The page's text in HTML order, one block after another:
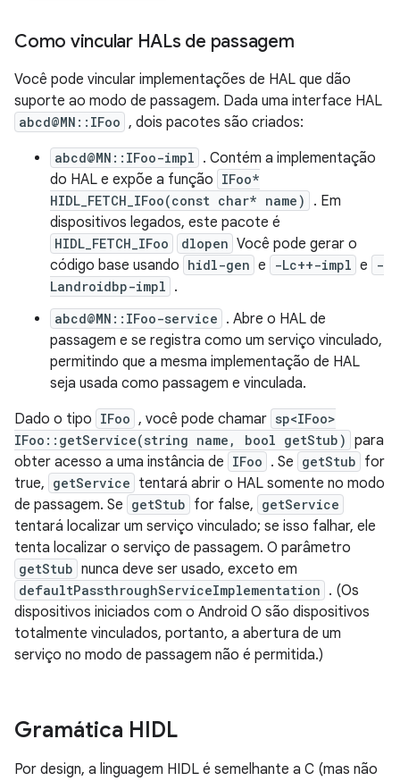
Como vincular HALs de passagem
Você pode vincular implementações de HAL que dão
suporte ao modo de passagem. Dada uma interface HAL
abcd@MN::IFoo , dois pacotes são criados:
abcd@MN::IFoo-impl . Contém a implementação
do HAL e expõe a função IFoo*
HIDL_FETCH_IFoo(const char* name)
. Em
dispositivos legados, este pacote é
HIDL_FETCH_IFoo dlopen Você pode gerar o
código base usando hidl-gen e -Lc++-impl e
-
Landroidbp-impl .
abcd@MN::IFoo-service . Abre o HAL de
passagem e se registra como um serviço vinculado,
permitindo que a mesma implementação de HAL
seja usada como passagem e vinculada.
Dado o tipo IFoo , você pode chamar sp<IFoo>
IFoo::getService(string name, bool getStub) para
obter acesso a uma instância de IFoo . Se getStub for
true, getService tentará abrir o HAL somente no modo
de passagem. Se getStub for false, getService
tentará localizar um serviço vinculado; se isso falhar, ele
tenta localizar o serviço de passagem. O parâmetro
getStub nunca deve ser usado, exceto em
defaultPassthroughServiceImplementation . (Os
dispositivos iniciados com o Android O são dispositivos
totalmente vinculados, portanto, a abertura de um
serviço no modo de passagem não é permitida.)
Gramática HIDL
Por design, a linguagem HIDL é semelhante a C (mas não